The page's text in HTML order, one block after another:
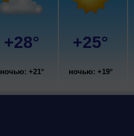
+28°
ночью: +21°
+25°
ночью: +19°